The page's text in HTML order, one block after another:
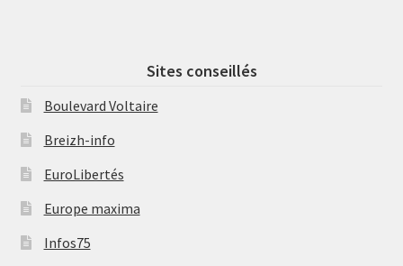
Sites conseillés
Boulevard Voltaire
Breizh-info
EuroLibertés
Europe maxima
Infos75